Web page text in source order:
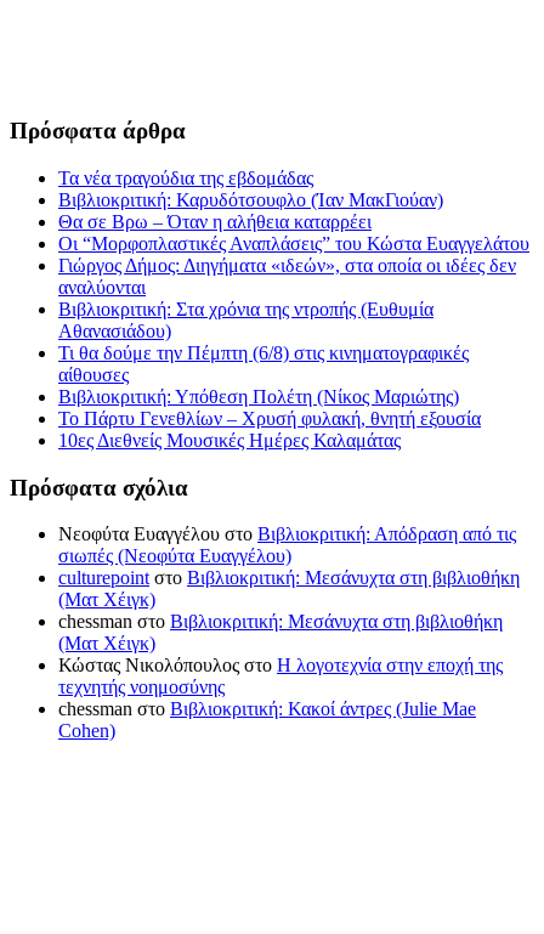
Πρόσφατα άρθρα
Τα νέα τραγούδια της εβδομάδας
Βιβλιοκριτική: Καρυδότσουφλο (Ίαν ΜακΓιούαν)
Θα σε Βρω – Όταν η αλήθεια καταρρέει
Οι “Μορφοπλαστικές Αναπλάσεις” του Κώστα Ευαγγελάτου
Γιώργος Δήμος: Διηγήματα «ιδεών», στα οποία οι ιδέες δεν
αναλύονται
Βιβλιοκριτική: Στα χρόνια της ντροπής (Ευθυμία
Αθανασιάδου)
Τι θα δούμε την Πέμπτη (6/8) στις κινηματογραφικές
αίθουσες
Βιβλιοκριτική: Υπόθεση Πολέτη (Νίκος Μαριώτης)
Το Πάρτυ Γενεθλίων – Χρυσή φυλακή, θνητή εξουσία
10ες Διεθνείς Μουσικές Ημέρες Καλαμάτας
Πρόσφατα σχόλια
Νεοφύτα Ευαγγέλου στο Βιβλιοκριτική: Απόδραση από τις
σιωπές (Νεοφύτα Ευαγγέλου)
culturepointστο Βιβλιοκριτική: Μεσάνυχτα στη βιβλιοθήκη
(Ματ Χέιγκ)
chessman στο Βιβλιοκριτική: Μεσάνυχτα στη βιβλιοθήκη
(Ματ Χέιγκ)
Κώστας Νικολόπουλος στο Η λογοτεχνία στην εποχή της
τεχνητής νοημοσύνης
chessman στο Βιβλιοκριτική: Κακοί άντρες (Julie Mae
Cohen)